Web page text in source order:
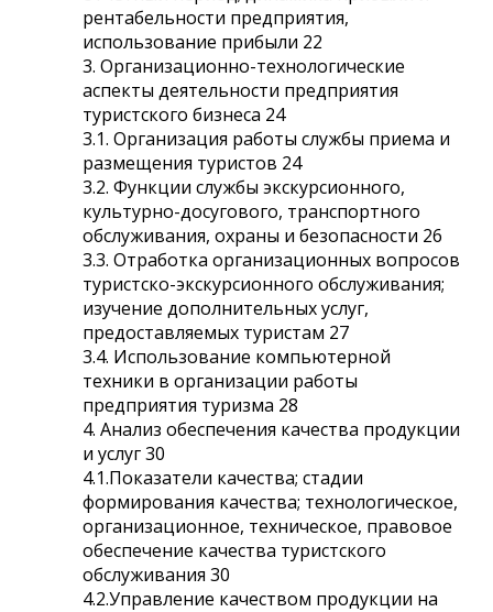
рентабельности предприятия,
использование прибыли 22
3. Организационно-технологические
аспекты деятельности предприятия
туристского бизнеса 24
3.1. Организация работы службы приема и
размещения туристов 24
3.2. Функции службы экскурсионного,
культурно-досугового, транспортного
обслуживания, охраны и безопасности 26
3.3. Отработка организационных вопросов
туристско-экскурсионного обслуживания;
изучение дополнительных услуг,
предоставляемых туристам 27
3.4. Использование компьютерной
техники в организации работы
предприятия туризма 28
4. Анализ обеспечения качества продукции
и услуг 30
4.1.Показатели качества; стадии
формирования качества; технологическое,
организационное, техническое, правовое
обеспечение качества туристского
обслуживания 30
4.2.Управление качеством продукции на